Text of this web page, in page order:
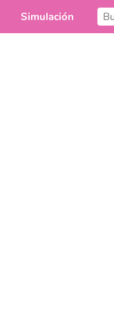
Simulación